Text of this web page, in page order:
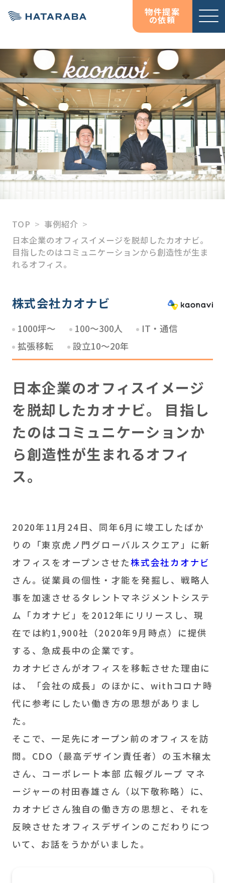
物件提案
の依頼
サービ
ス紹介
オフィス移転コンサルテ
ィング
HATARABAサーベイ
物件検索サイト
HATARABAオフィス
HATARABAリーシング・
プロパティマネジメント
HATARABA居抜き
HATARABAスタートアッ
ソリューション事業
お役立
ち情報
資料ダウンロード
コラム
お役立
ち情報
資料ダウンロード
コラム
TOP
事例紹介
日本企業のオフィスイメージを脱却したカオナビ。
目指したのはコミュニケーションから創造性が生ま
れるオフィス。
株式会社カオナビ
1000坪～ 100～300人
IT・通信
拡張移転
設立10～20年
日本企業のオフィスイメージ
を脱却したカオナビ。 目指し
たのはコミュニケーションか
ら創造性が生まれるオフィ
ス。
2020年11月24日、同年6月に竣工したばか
りの「東京虎ノ門グローバルスクエア」に新
オフィスをオープンさせた株式会社カオナビ
さん。従業員の個性・才能を発掘し、戦略人
事を加速させるタレントマネジメントシステ
ム「カオナビ」を2012年にリリースし、現
在では約1,900社（2020年9月時点）に提供
する、急成長中の企業です。
カオナビさんがオフィスを移転させた理由に
は、「会社の成長」のほかに、withコロナ時
代に参考にしたい働き方の思想がありまし
た。
そこで、一足先にオープン前のオフィスを訪
問。CDO（最高デザイン責任者）の玉木穣太
さん、コーポレート本部 広報グループ マネ
ージャーの村田春雄さん（以下敬称略）に、
カオナビさん独自の働き方の思想と、それを
反映させたオフィスデザインのこだわりにつ
いて、お話をうかがいました。